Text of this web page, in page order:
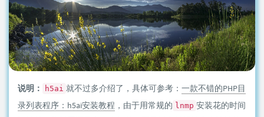
说明： h5ai 就不过多介绍了，具体可参考： 一款不错的PHP目
录列表程序：h5ai安装教程 ，由于用常规的 lnmp 安装花的时间